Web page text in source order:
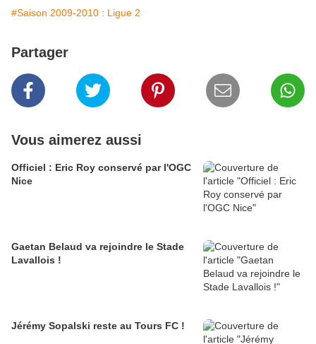
#Saison 2009-2010 : Ligue 2
Partager
Vous aimerez aussi
Officiel : Eric Roy conservé par l'OGC
Nice
Gaetan Belaud va rejoindre le Stade
Lavallois !
Jérémy Sopalski reste au Tours FC !